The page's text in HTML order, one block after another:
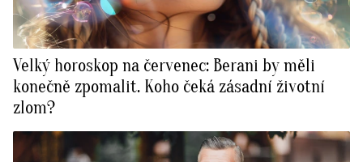
Velký horoskop na červenec: Berani by měli
konečně zpomalit. Koho čeká zásadní životní
zlom?